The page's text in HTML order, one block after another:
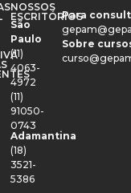
NOSSOS
ESCRITÓRIOS
São
Paulo
(11)
4063-
4972
(11)
91050-
0743
Adamantina
(18)
3521-
5386
Para
Sobre